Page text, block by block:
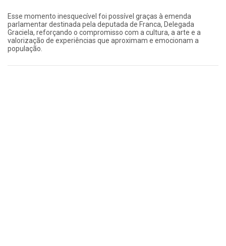
Esse momento inesquecível foi possível graças à emenda
parlamentar destinada pela deputada de Franca, Delegada
Graciela, reforçando o compromisso com a cultura, a arte e a
valorização de experiências que aproximam e emocionam a
população.